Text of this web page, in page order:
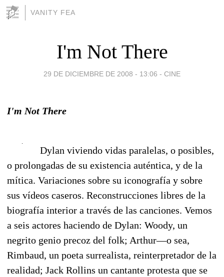
VANITY FEA
I'm Not There
29 DE DICIEMBRE DE 2008 - 13:06 - CINE
I'm Not There
Dylan viviendo vidas paralelas, o posibles,
o prolongadas de su existencia auténtica, y de la
mítica. Variaciones sobre su iconografía y sobre
sus vídeos caseros. Reconstrucciones libres de la
biografía interior a través de las canciones. Vemos
a seis actores haciendo de Dylan: Woody, un
negrito genio precoz del folk; Arthur—o sea,
Rimbaud, un poeta surrealista, reinterpretador de la
realidad; Jack Rollins un cantante protesta que se